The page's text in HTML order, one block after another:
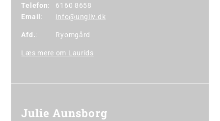
Telefon:
6160 8658
Email : info@ungliv.dk
Afd.: Ryomgård
Læs mere om Laurids
Julie Aunsborg